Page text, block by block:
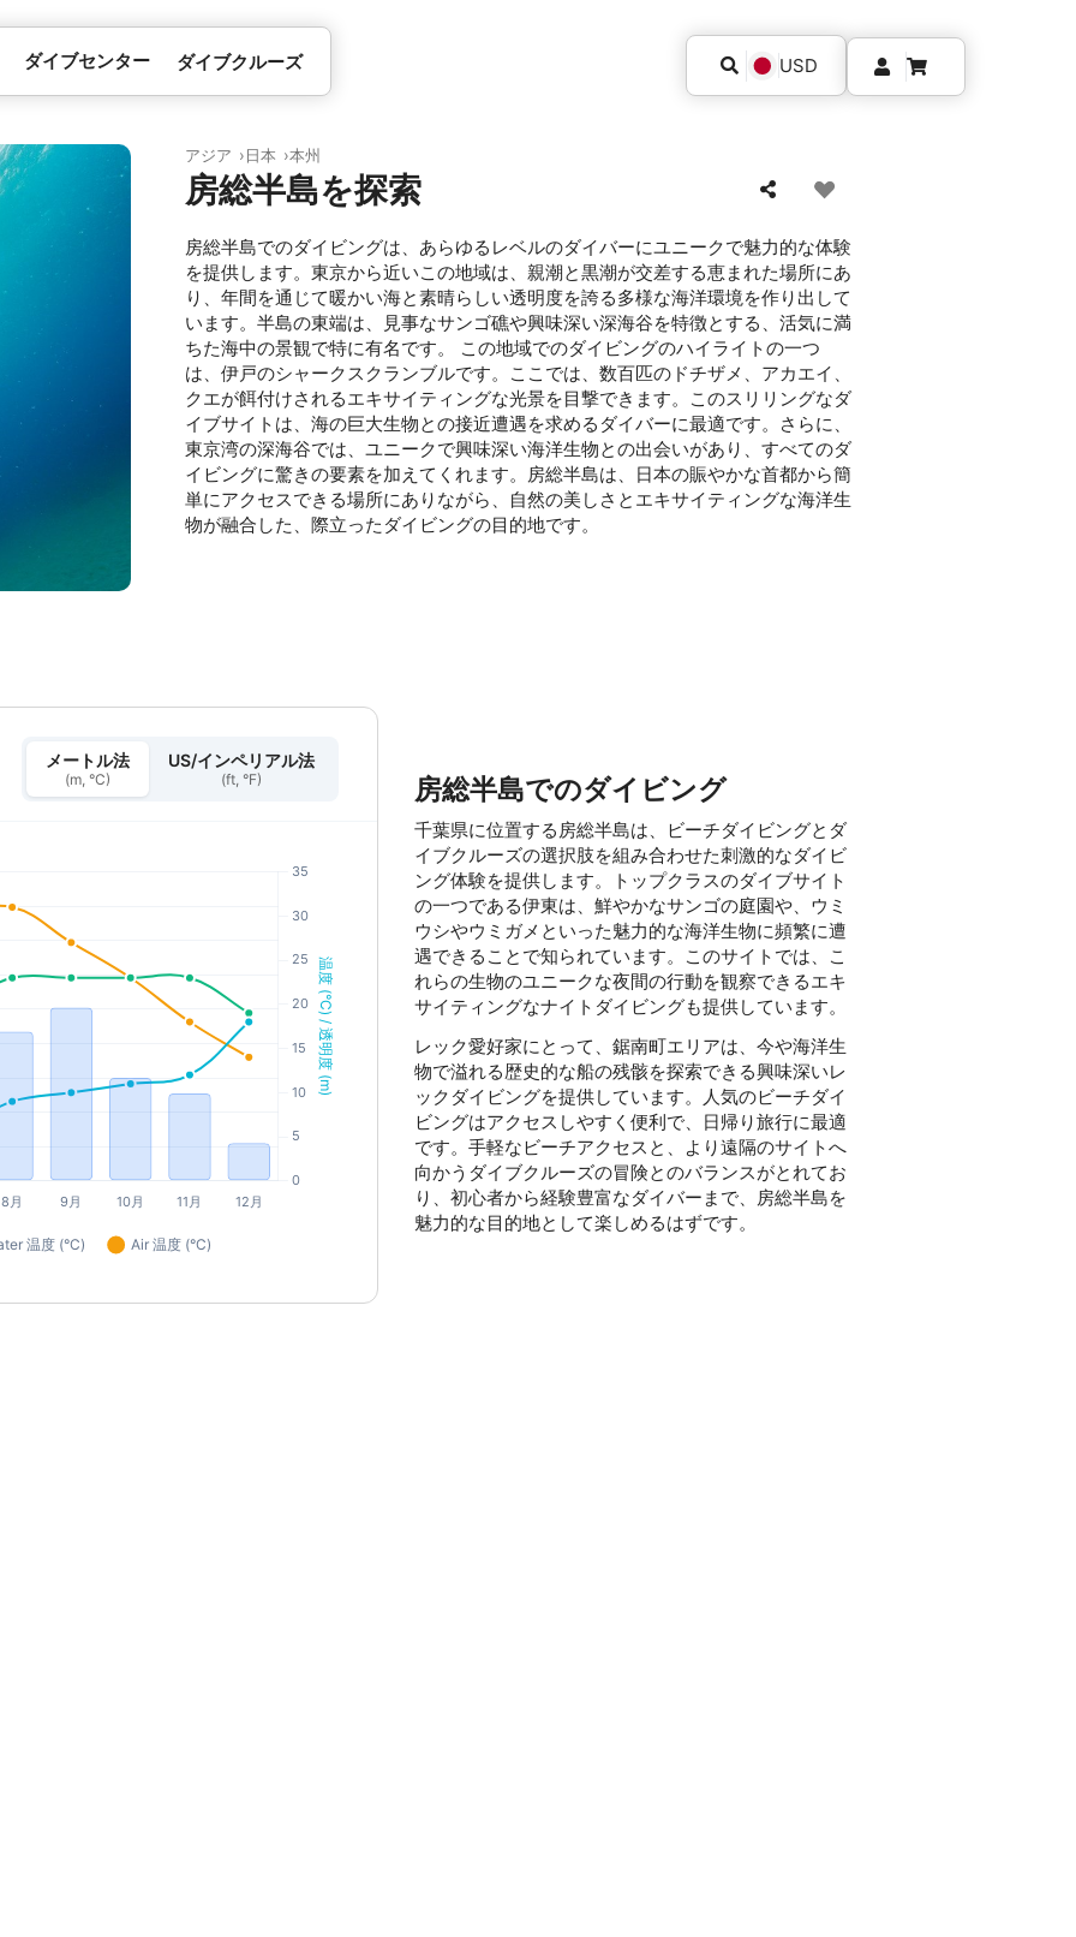
ダイブセンター ダイブクルーズ USD
アジア 日本 本州
房総半島を探索
房総半島でのダイビングは、あらゆるレベルのダイバーにユニークで魅力的な体験
を提供します。東京から近いこの地域は、親潮と黒潮が交差する恵まれた場所にあ
り、年間を通じて暖かい海と素晴らしい透明度を誇る多様な海洋環境を作り出して
います。半島の東端は、見事なサンゴ礁や興味深い深海谷を特徴とする、活気に満
ちた海中の景観で特に有名です。 この地域でのダイビングのハイライトの一つ
は、伊戸のシャークスクランブルです。ここでは、数百匹のドチザメ、アカエイ、
クエが餌付けされるエキサイティングな光景を目撃できます。このスリリングなダ
イブサイトは、海の巨大生物との接近遭遇を求めるダイバーに最適です。さらに、
東京湾の深海谷では、ユニークで興味深い海洋生物との出会いがあり、すべてのダ
イビングに驚きの要素を加えてくれます。房総半島は、日本の賑やかな首都から簡
単にアクセスできる場所にありながら、自然の美しさとエキサイティングな海洋生
物が融合した、際立ったダイビングの目的地です。
メートル法
(m, °C)
US/インペリアル法
(ft, °F) 房総半島でのダイビング
千葉県に位置する房総半島は、ビーチダイビングとダ
イブクルーズの選択肢を組み合わせた刺激的なダイビ
ング体験を提供します。トップクラスのダイブサイト
の一つである伊東は、鮮やかなサンゴの庭園や、ウミ
ウシやウミガメといった魅力的な海洋生物に頻繁に遭
遇できることで知られています。このサイトでは、こ
れらの生物のユニークな夜間の行動を観察できるエキ
サイティングなナイトダイビングも提供しています。
レック愛好家にとって、鋸南町エリアは、今や海洋生
物で溢れる歴史的な船の残骸を探索できる興味深いレ
ックダイビングを提供しています。人気のビーチダイ
ビングはアクセスしやすく便利で、日帰り旅行に最適
です。手軽なビーチアクセスと、より遠隔のサイトへ
向かうダイブクルーズの冒険とのバランスがとれてお
り、初心者から経験豊富なダイバーまで、房総半島を
魅力的な目的地として楽しめるはずです。